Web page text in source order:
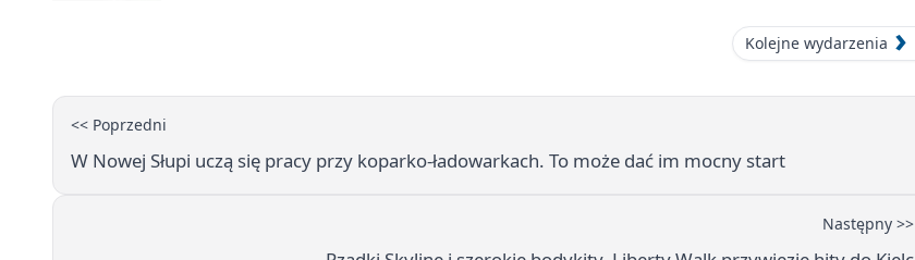
Kolejne wydarzenia
<< Poprzedni
W Nowej Słupi uczą się pracy przy koparko-ładowarkach. To może dać im mocny start
Następny >>